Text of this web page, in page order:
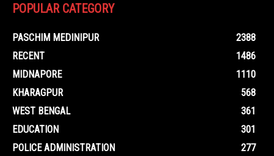
POPULAR CATEGORY
PASCHIM MEDINIPUR
2388
RECENT
1486
MIDNAPORE
1110
KHARAGPUR
568
WEST BENGAL
361
EDUCATION
301
POLICE ADMINISTRATION
277